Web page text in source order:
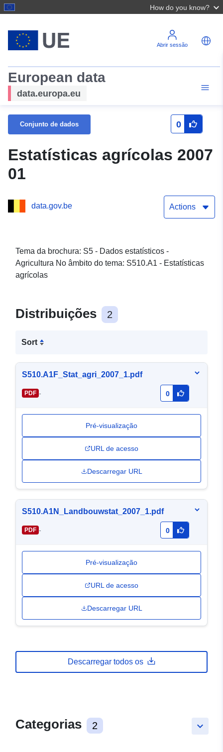
How do you know?
Abrir sessão
European data
data.europa.eu
Conjunto de dados 0
Estatísticas agrícolas 2007
01
data.gov.be Actions
Tema da brochura: S5 - Dados estatísticos -
Agricultura No âmbito do tema: S510.A1 - Estatísticas
agrícolas
Distribuições 2
Sort
S510.A1F_Stat_agri_2007_1.pdf
PDF - 0
Pré-visualização
URL de acesso
Descarregar URL
S510.A1N_Landbouwstat_2007_1.pdf
PDF - 0
Pré-visualização
URL de acesso
Descarregar URL
Descarregar todos os
keyboard_arrow_down
Categorias 2